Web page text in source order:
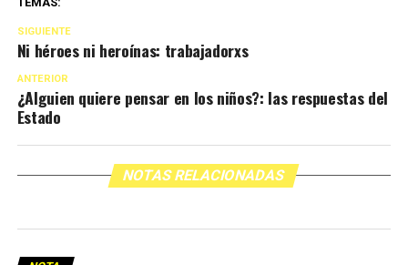
SIGUIENTE
Ni héroes ni heroínas: trabajadorxs
ANTERIOR
¿Alguien quiere pensar en los niños?: las respuestas del
Estado
NOTAS RELACIONADAS